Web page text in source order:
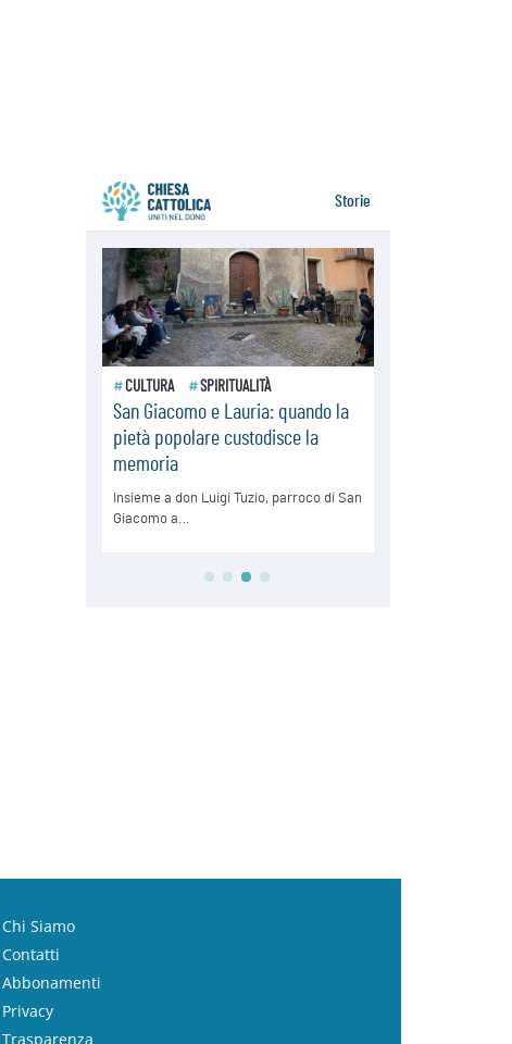
Chi Siamo
Contatti
Abbonamenti
Privacy
Trasparenza